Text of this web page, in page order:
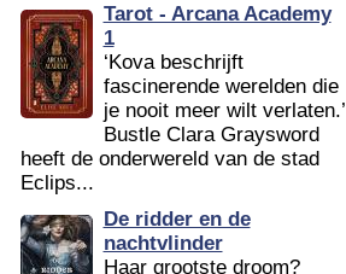
Tarot - Arcana Academy
1
‘Kova beschrijft
fascinerende werelden die
je nooit meer wilt verlaten.’
Bustle Clara Graysword
heeft de onderwereld van de stad
Eclips...
De ridder en de
nachtvlinder
Haar grootste droom?